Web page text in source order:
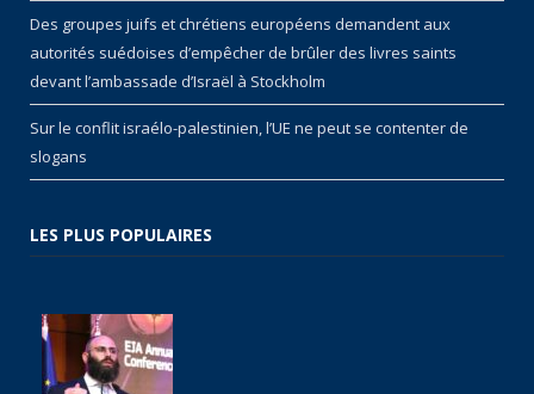
Des groupes juifs et chrétiens européens demandent aux
autorités suédoises d’empêcher de brûler des livres saints
devant l’ambassade d’Israël à Stockholm
Sur le conflit israélo-palestinien, l’UE ne peut se contenter de
slogans
LES PLUS POPULAIRES